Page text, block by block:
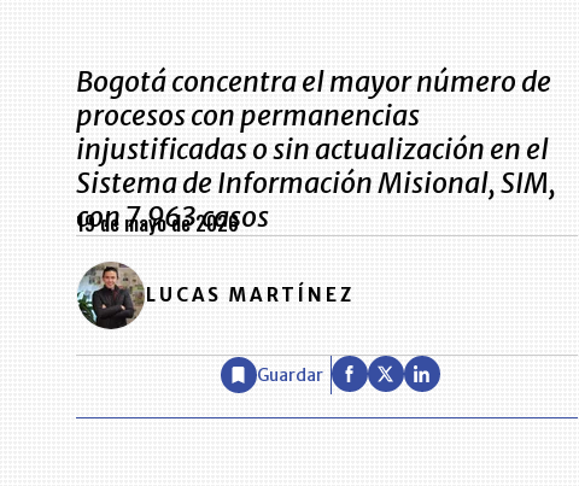
Bogotá concentra el mayor número de
procesos con permanencias
injustificadas o sin actualización en el
Sistema de Información Misional, SIM,
con 7.963 casos
19 de mayo de 2026
LUCAS MARTÍNEZ
Guardar